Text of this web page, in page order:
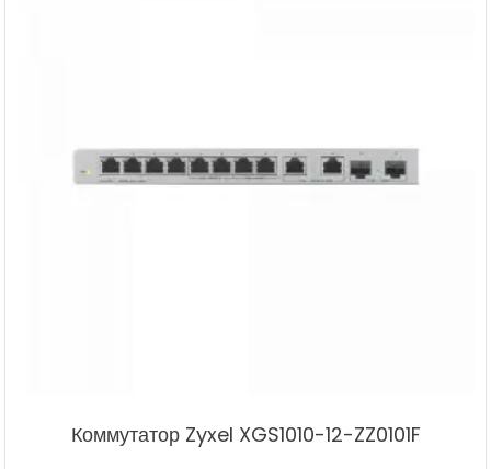
Коммутатор Zyxel XGS1010-12-ZZ0101F